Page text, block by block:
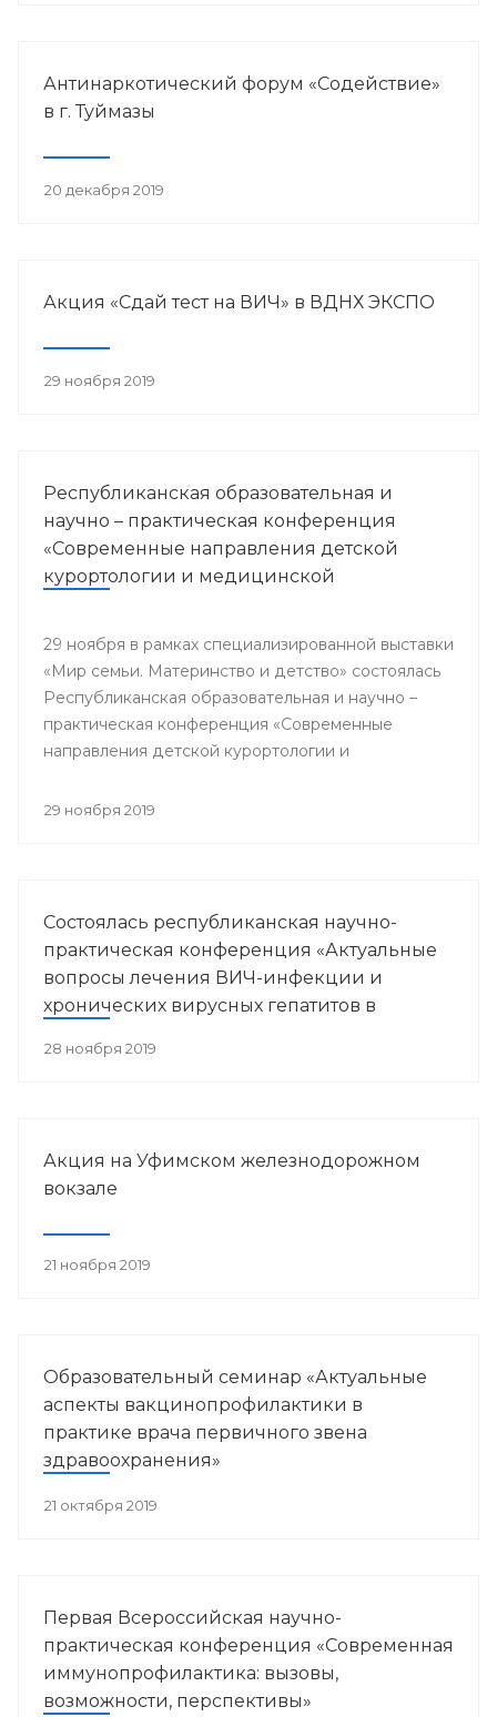
Антинаркотический форум «Содействие»
в г. Туймазы
20 декабря 2019
Акция «Сдай тест на ВИЧ» в ВДНХ ЭКСПО
29 ноября 2019
Республиканская образовательная и
научно – практическая конференция
«Современные направления детской
курортологии и медицинской
29 ноября в рамках специализированной выставки
«Мир семьи. Материнство и детство» состоялась
Республиканская образовательная и научно –
практическая конференция «Современные
направления детской курортологии и
29 ноября 2019
Состоялась республиканская научно-
практическая конференция «Актуальные
вопросы лечения ВИЧ-инфекции и
хронических вирусных гепатитов в
28 ноября 2019
Акция на Уфимском железнодорожном
вокзале
21 ноября 2019
Образовательный семинар «Актуальные
аспекты вакцинопрофилактики в
практике врача первичного звена
здравоохранения»
21 октября 2019
Первая Всероссийская научно-
практическая конференция «Современная
иммунопрофилактика: вызовы,
возможности, перспективы»